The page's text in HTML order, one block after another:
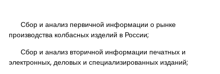
Сбор и анализ первичной информации о рынке
производства колбасных изделий в России;
Сбор и анализ вторичной информации печатных и
электронных, деловых и специализированных изданий;